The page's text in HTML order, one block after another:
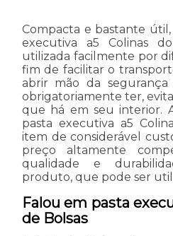
Compacta e bastante
executiva a5 Colinas
utilizada facilmente por
fim de facilitar o
abrir mão da
obrigatoriamente ter,
que há em seu interior.
pasta executiva a5
item de considerável
preço altamente
qualidade e
produto, que pode ser
Falou em pasta
de Bolsas